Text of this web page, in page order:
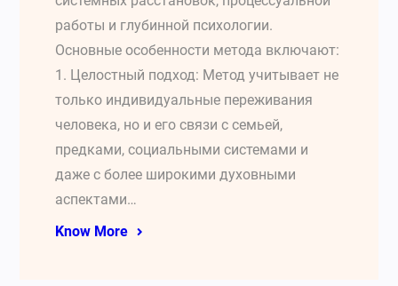
работы и глубинной психологии.
Основные особенности метода включают:
1. Целостный подход: Метод учитывает не
только индивидуальные переживания
человека, но и его связи с семьей,
предками, социальными системами и
даже с более широкими духовными
аспектами…
Know More